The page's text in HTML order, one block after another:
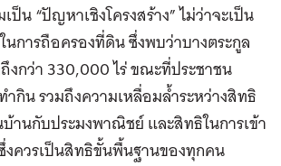
น “ปัญหาเชิงโครงสร้าง” ไม่ว่าจะเป็น
นการถือครองที่ดิน ซึ่งพบว่าบางตระกูล
กว่า 330,000 ไร่ ขณะที่ประชาชน
กิน รวมถึงความเหลื่อมล้ำระหว่างสิทธิ
านกับประมงพาณิชย์ และสิทธิในการเข้า
ควรเป็นสิทธิขั้นพื้นฐานของทุกคน